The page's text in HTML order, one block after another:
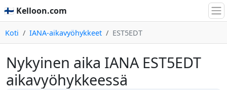
🇫🇮 Kelloon.com
Koti IANA-aikavyöhykkeet EST5EDT
Nykyinen aika IANA EST5EDT
aikavyöhykkeessä